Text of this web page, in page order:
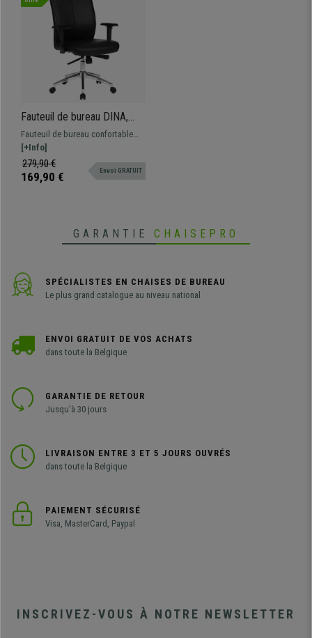
Design ergonomique et grand rembourrage
• Design élégant et moderne tapissé en cuir synthétique
Accoudoirs réglables
• Mécanisme d'inclinaison synchrone
Robuste et résistance jusqu'à 150kg
• Qualité et durabilité hors de commun
Fauteuil de bureau DINA,
Grand rembourrage,
Accoudoirs Ajustables, Cuir
avec coutures, Noir
Fauteuil de bureau confortable
DINA avec un design actuel et un
épais rembourrage tapissé en cuir
et structure métallique résistante.
[+Info]
279,90 €
169,90 € Envoi GRATUIT
GARANTIE CHAISEPRO
SPÉCIALISTES EN CHAISES DE BUREAU
Le plus grand catalogue au niveau national
ENVOI GRATUIT DE VOS ACHATS
dans toute la Belgique
GARANTIE DE RETOUR
Jusqu'à 30 jours
LIVRAISON ENTRE 3 ET 5 JOURS OUVRÉS
dans toute la Belgique
PAIEMENT SÉCURISÉ
Visa, MasterCard, Paypal
INSCRIVEZ-VOUS À NOTRE NEWSLETTER